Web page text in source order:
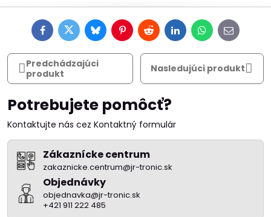
FacebookTwitterBlueskyPinterestRedditLinkedInWhatsApp
E-
mail
Predchádzajúci
produkt
Nasledujúci produkt
Potrebujete pomôcť?
Kontaktujte nás cez Kontaktný formulár
Zákaznícke centrum
zakaznicke.centrum@jr-tronic.sk
Objednávky
objednavka@jr-tronic.sk
+421 911 222 485